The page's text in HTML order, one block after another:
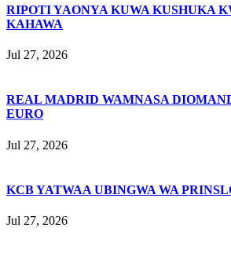
RIPOTI YAONYA KUWA KUSHUKA
KAHAWA
Jul 27, 2026
REAL MADRID WAMNASA
EURO
Jul 27, 2026
KCB YATWAA UBINGWA WA
Jul 27, 2026